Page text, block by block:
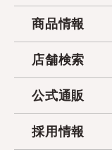
商品情報
店舗検索
公式通販
採用情報